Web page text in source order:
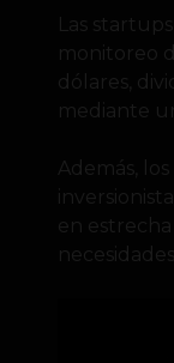
Las
monitoreo
dólares,
mediante
Además,
en